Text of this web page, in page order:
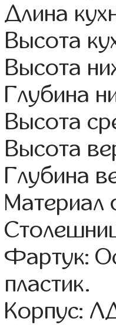
Длина
Высота
Высота
Глубина
Высота
Высота
Глубина
Фартук:
пластик.
Корпус: